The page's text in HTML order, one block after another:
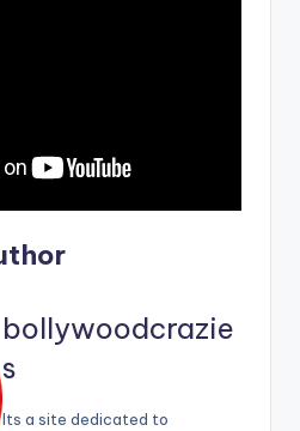
bollywoodcrazie
s
Its a site dedicated to